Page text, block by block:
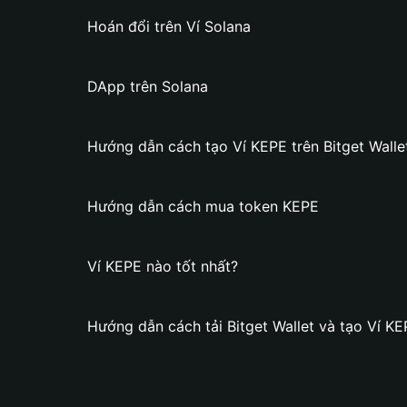
Hoán đổi trên Ví Solana
DApp trên Solana
Hướng dẫn cách tạo Ví KEPE trên Bitget
Hướng dẫn cách mua token KEPE
Ví KEPE nào tốt nhất?
Hướng dẫn cách tải Bitget Wallet và tạo Ví